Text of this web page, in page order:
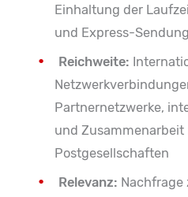
Einhaltung der
und Express-
Reichweite:
Partnernetzwerke,
und Zusammenarbeit
Postgesellschaften
Relevanz: Nachfrage